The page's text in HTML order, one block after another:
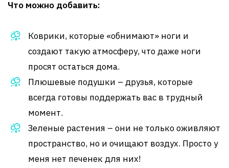
Что можно добавить:
Коврики, которые «обнимают» ноги и
создают такую атмосферу, что даже ноги
просят остаться дома.
Плюшевые подушки – друзья, которые
всегда готовы поддержать вас в трудный
момент.
Зеленые растения – они не только оживляют
пространство, но и очищают воздух. Просто у
меня нет печенек для них!